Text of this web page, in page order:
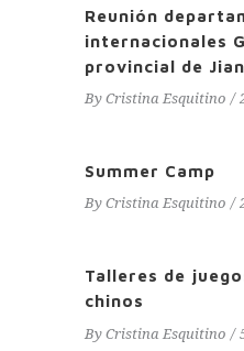
Reunión
internacionales
provincial de
By Cristina Esquitino
Summer Camp
By Cristina Esquitino
Talleres de
chinos
By Cristina Esquitino